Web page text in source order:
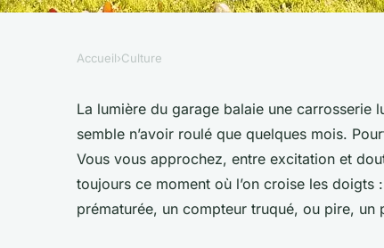
meilleurs conseils
voiture d'occasion
Accueil›Culture
La lumière du garage balaie une carrosserie
semble n’avoir roulé que quelques mois.
Vous vous approchez, entre excitation et
toujours ce moment où l’on croise les doigts
prématurée, un compteur truqué, ou pire, un